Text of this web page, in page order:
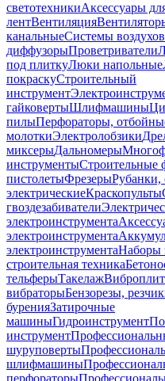
светотехникиАксессуары
лентВентиляция
канальныеСистемы
диффузорыПроветриватели
под плиткуЛюки напольные
покраскуСтроительный
инструмент
гайковертыШлифмашины
пилыПерфораторы,
молоткиЭлектролобзики
миксерыДальномеры
инструментыСтроительные
пистолетыФрезерыРубанки,
электрическиеКраскопульты
гвоздезабиватели
электроинструмента
электроинструмента
электроинструментаНаборы
строительная техника
тельферыТакелаж
вибраторыБензорезы,
буренияЗатирочные
машиныГидроинструмент
инструмент
шуруповерты
шлифмашины
перфораторы